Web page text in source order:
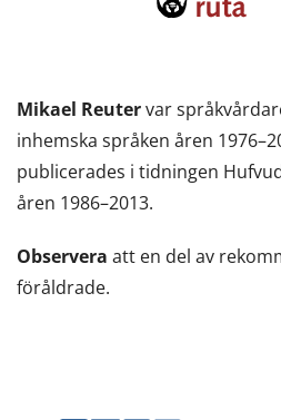
Mikael Reutervar
inhemska språken åren
publicerades i tidningen
åren 1986–2013.
Observera att en del av
föråldrade.